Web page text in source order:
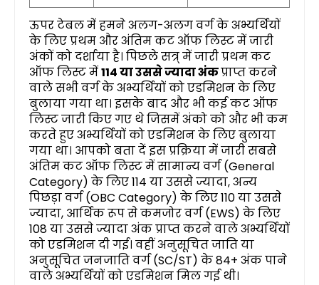
ऊपर टेबल में हमने अलग-अलग वर्ग के अभ्यर्थियों
के लिए प्रथम और अंतिम कट ऑफ लिस्ट में जारी
अंकों को दर्शाया है। पिछले सत्र् में जारी प्रथम कट
ऑफ लिस्ट में114 या उससे ज्यादा अंकप्राप्त करने
वाले सभी वर्ग के अभ्यर्थियों को एडमिशन के लिए
बुलाया गया था। इसके बाद और भी कई कट ऑफ
लिस्ट जारी किए गए थे जिसमें अंको को और भी कम
करते हुए अभ्यर्थियों को एडमिशन के लिए बुलाया
गया था। आपको बता दें इस प्रक्रिया में जारी सबसे
अंतिम कट ऑफ लिस्ट में सामान्य वर्ग (General
Category) के लिए 114 या उससे ज्यादा, अन्य
पिछड़ा वर्ग (OBC Category) के लिए 110 या उससे
ज्यादा, आर्थिक रूप से कमजोर वर्ग (EWS) के लिए
108 या उससे ज्यादा अंक प्राप्त करने वाले अभ्यर्थियों
को एडमिशन दी गई। वहीं अनुसूचित जाति या
अनुसूचित जनजाति वर्ग (SC/ST) के 84+ अंक पाने
वाले अभ्यर्थियों को एडमिशन मिल गई थी।